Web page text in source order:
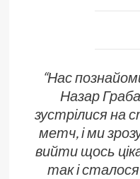
“Нас
Назар
зустрілися на
метч, і ми
вийти щось
так і